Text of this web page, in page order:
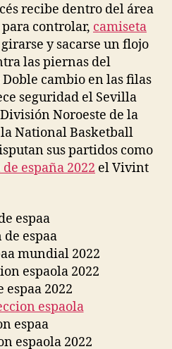
recibe dentro del área
controlar, camiseta
girarse y sacarse un flojo
las piernas del
Doble cambio en las filas
seguridad el Sevilla
Noroeste de la
National Basketball
sus partidos como
españa 2022 el Vivint